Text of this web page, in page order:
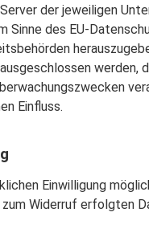
der jeweiligen
Sinne des EU-
werden,
Einfluss.
Einwilligung
Widerruf erfolgten